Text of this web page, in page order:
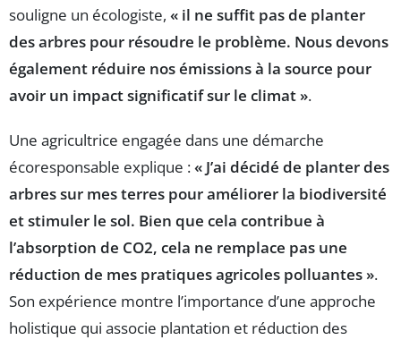
souligne un écologiste, « il ne suffit pas de planter
des arbres pour résoudre le problème. Nous devons
également réduire nos émissions à la source pour
avoir un impact significatif sur le climat ».
Une agricultrice engagée dans une démarche
écoresponsable explique :« J’ai décidé de planter des
arbres sur mes terres pour améliorer la biodiversité
et stimuler le sol. Bien que cela contribue à
l’absorption de CO2, cela ne remplace pas une
réduction de mes pratiques agricoles polluantes ».
Son expérience montre l’importance d’une approche
holistique qui associe plantation et réduction des